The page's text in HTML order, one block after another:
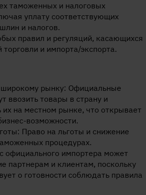
таможенных и налоговых
уплату соответствующих
и налогов.
правил и регуляций, касающихся
и импорта/экспорта.
широкому рынку: Официальные
ввозить товары в страну и
их на местном рынке, что открывает
возможности.
Право на льготы и снижение
процедурах.
официального импортера может
партнерам и клиентам, поскольку
о готовности соблюдать правила